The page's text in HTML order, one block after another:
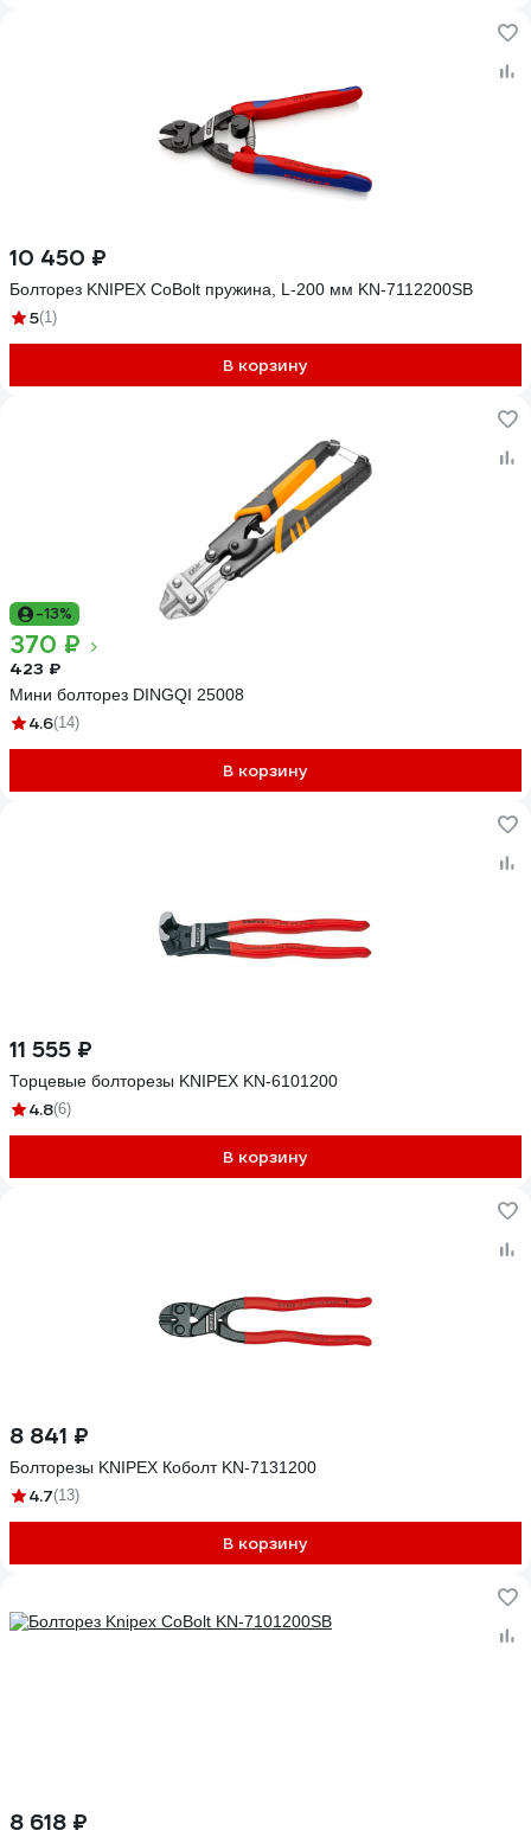
10 450 ₽
Болторез KNIPEX CoBolt пружина, L-200 мм KN-7112200SB
5(1)
В корзину
-13%
370 ₽
423 ₽
Мини болторез DINGQI 25008
4.6(14)
В корзину
11 555 ₽
Торцевые болторезы KNIPEX KN-6101200
4.8(6)
В корзину
8 841 ₽
Болторезы KNIPEX Коболт KN-7131200
4.7(13)
В корзину
8 618 ₽